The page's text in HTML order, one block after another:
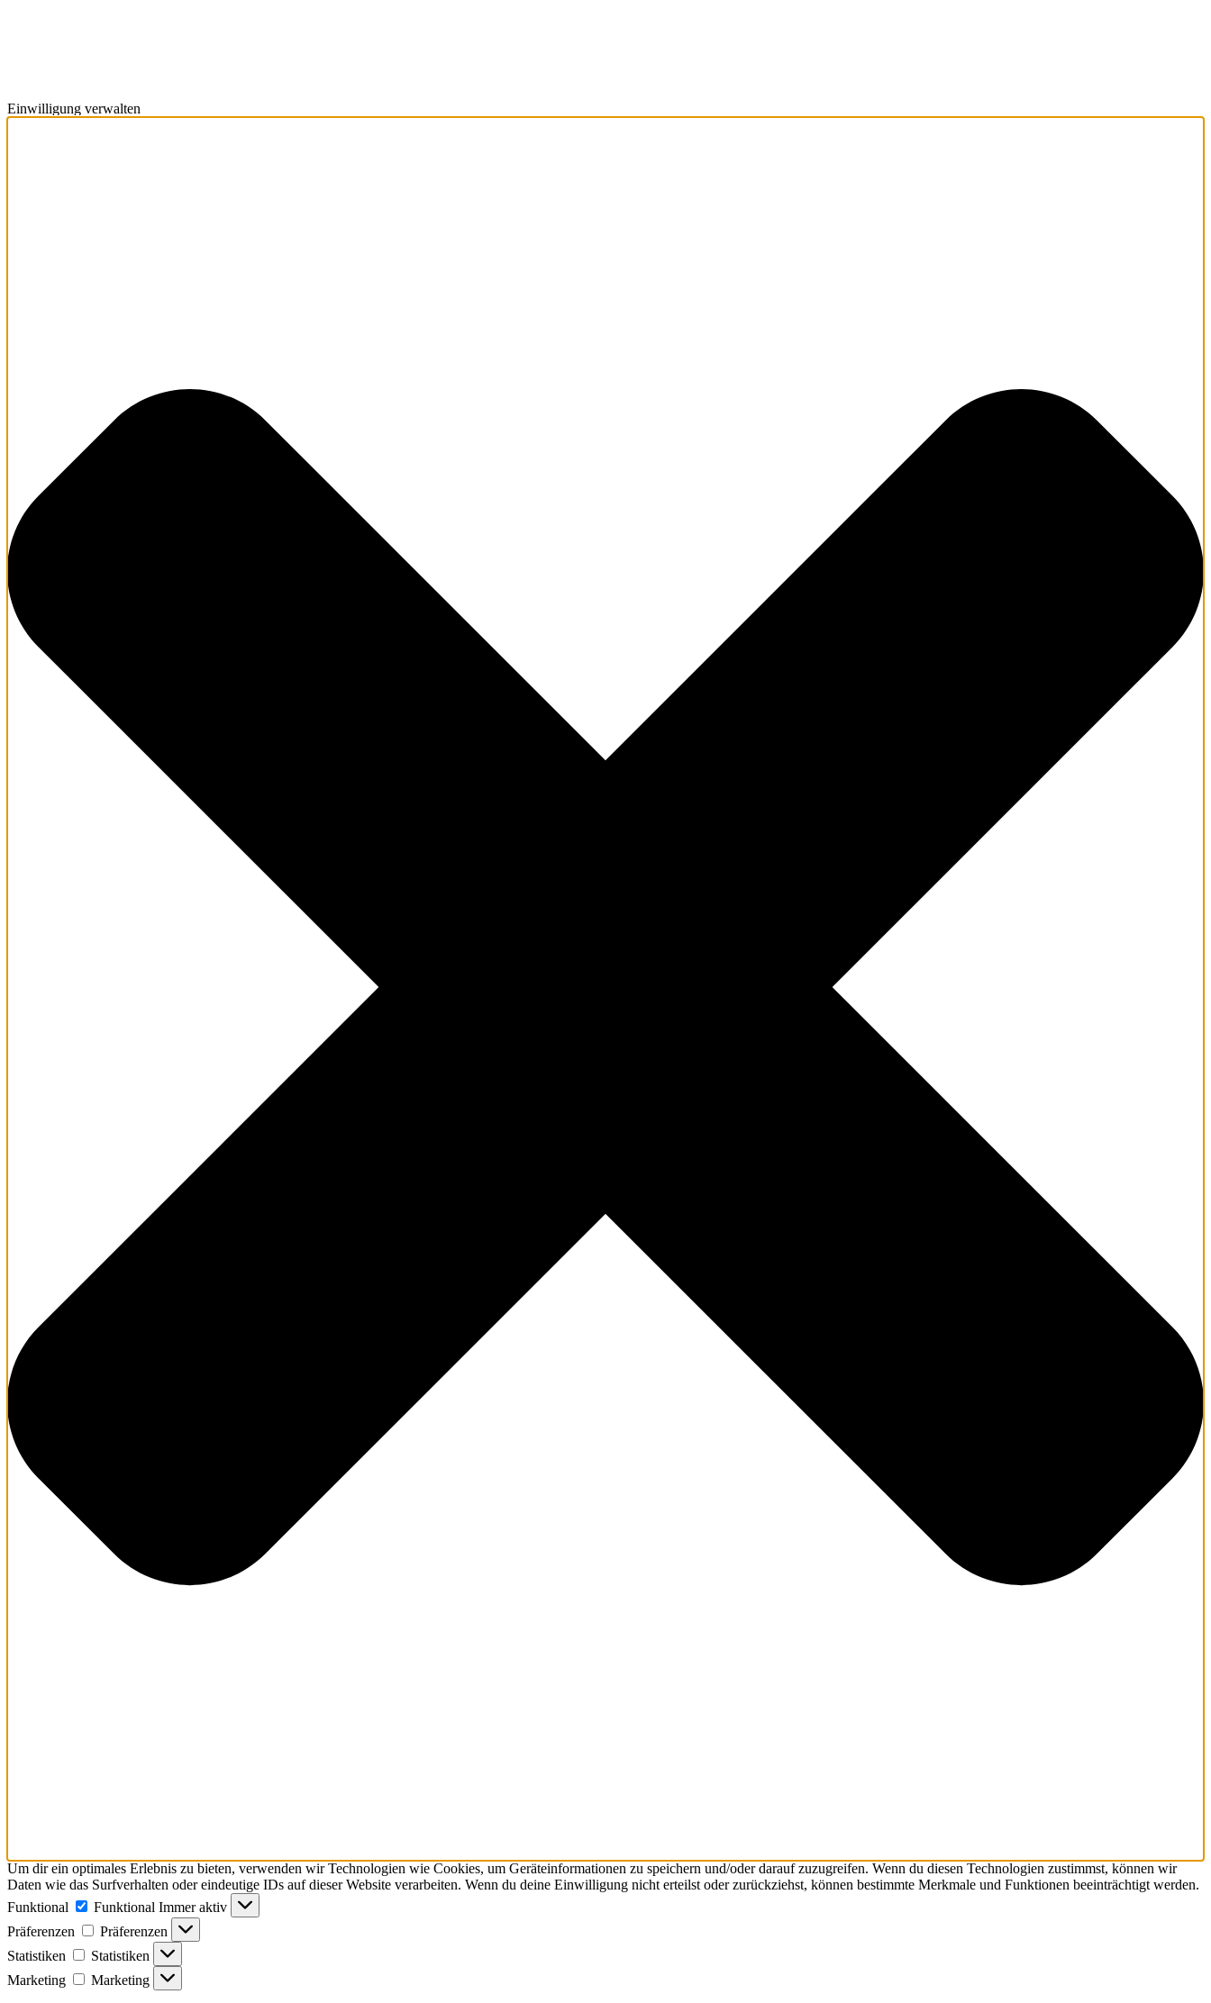
Einwilligung verwalten
Um dir ein optimales Erlebnis zu bieten, verwenden wir Technologien wie Cookies, um Geräteinformationen zu speichern und/oder darauf zuzugreifen. Wenn du diesen Technologien zustimmst, können wir
Daten wie das Surfverhalten oder eindeutige IDs auf dieser Website verarbeiten. Wenn du deine Einwilligung nicht erteilst oder zurückziehst, können bestimmte Merkmale und Funktionen beeinträchtigt werden.
Funktional
Funktional Immer aktiv
Präferenzen
Präferenzen
Statistiken
Statistiken
Marketing
Marketing